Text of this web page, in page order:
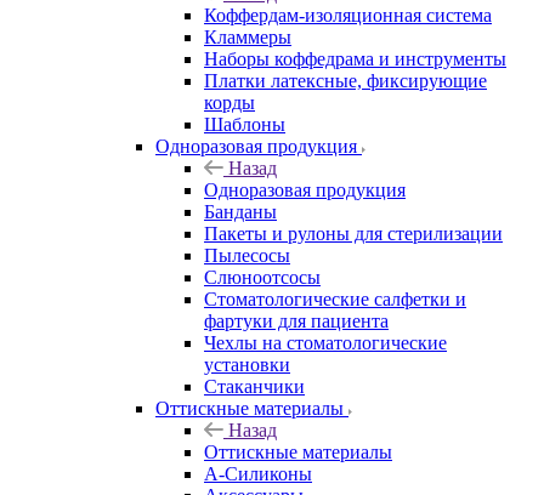
Коффердам-изоляционная система
Кламмеры
Наборы коффедрама и инструменты
Платки латексные, фиксирующие
корды
Шаблоны
Одноразовая продукция
Назад
Одноразовая продукция
Банданы
Пакеты и рулоны для стерилизации
Пылесосы
Слюноотсосы
Стоматологические салфетки и
фартуки для пациента
Чехлы на стоматологические
установки
Стаканчики
Оттискные материалы
Назад
Оттискные материалы
А-Силиконы